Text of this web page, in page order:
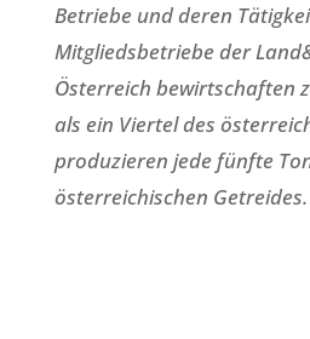
Betriebe und deren
Mitgliedsbetriebe der
Österreich bewirtschaften
als ein Viertel des
produzieren jede fünfte
österreichischen Getreides.